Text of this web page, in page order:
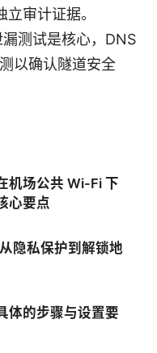
审计证据。
测试是核心，DNS
以确认隧道安全
机场公共 Wi-Fi 下
心要点
隐私保护到解锁地
体的步骤与设置要